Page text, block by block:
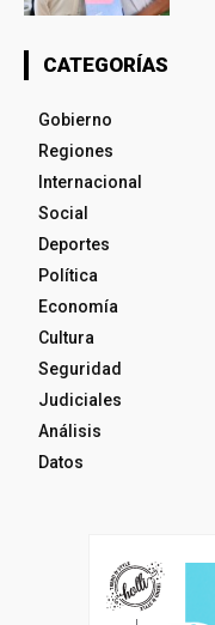
CATEGORÍAS
Gobierno
Regiones
Internacional
Social
Deportes
Política
Economía
Cultura
Seguridad
Judiciales
Análisis
Datos